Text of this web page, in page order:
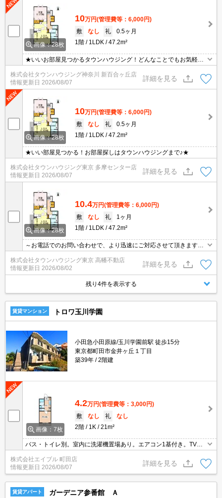
画像：28枚
10万円(管理費等：6,000円)
敷
なし 礼
0.5ヶ月
1階
1LDK 47.2m²
★いいお部屋見つかるタウンハウジング！どんなことでもお気軽に
ご相談ください♪★
株式会社タウンハウジング神奈川 新百合ヶ丘店
情報更新日 2026/08/07
詳細を見る
画像：28枚
10万円(管理費等：6,000円)
敷
なし 礼
0.5ヶ月
1階
1LDK 47.2m²
★いい部屋見つかる！お部屋探しはタウンハウジングまで♪★
株式会社タウンハウジング東京 多摩センター店
情報更新日 2026/08/07
詳細を見る
画像：28枚
10.4万円(管理費等：6,000円)
敷
なし 礼
1ヶ月
1階
1LDK 47.2m²
～お電話でのお問い合わせで、より迅速にご対応させて頂きます～
地域密着タウンハウジングまで～
株式会社タウンハウジング東京 高幡不動店
情報更新日 2026/08/02
詳細を見る
残り4件を表示する
賃貸マンション トロワ玉川学園
小田急小田原線/玉川学園前駅 徒歩15分
東京都町田市金井ヶ丘１丁目
築39年
2階建
画像：7枚
4.2万円(管理費等：3,000円)
敷
なし 礼
なし
2階
1K 21m²
バス・トイレ別。室内に洗濯機置場あり。エアコン1基付き。TVイ
ンターホン付き。小型犬・猫計1匹まで飼育可。仲介手数料家賃の0.
55ヵ月分(税込)。コンビニが近く(389m)買物便利。楽器応相談。
株式会社エイブル 町田店
情報更新日 2026/08/07
詳細を見る
賃貸アパート ガーデニア参番館 Ａ